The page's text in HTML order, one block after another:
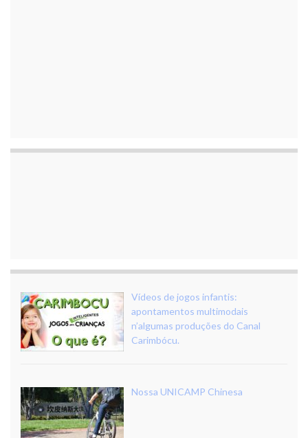
Vídeos de jogos infantis:
apontamentos multimodais
n’algumas produções do Canal
Carimbócu.
Nossa UNICAMP Chinesa